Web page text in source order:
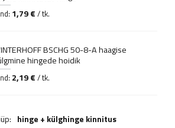
1,79 € / tk.
BSCHG 50-8-A haagise
hingede hoidik
2,19 € / tk.
hinge + külghinge kinnitus